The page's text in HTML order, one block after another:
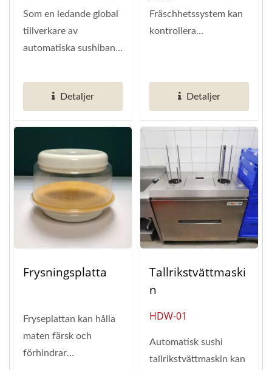
Tem:
Automatiserade
Matleveranslösni
Som en ledande global
tillverkare av
automatiska sushiband
erfarenhet, designar...
Detaljer
Fräschhetssystem kan
kontrollera
maten...
Detaljer
Frysningsplatta
Fryseplattan kan hålla
maten färsk och
förhindrar
Tallrikstvättmaski
N
HDW-01
Automatisk sushi
tallrikstvättmaskin kan